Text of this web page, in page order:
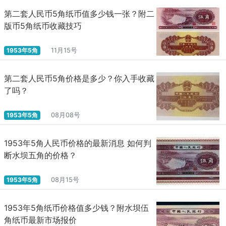
第二套人民币5角纸币值多少钱一张？附二
版币5角纸币收藏技巧
1953年5角 11月15号
第二套人民币5角价格是多少？你入手收藏
了吗？
1953年5角 08月08号
1953年5角人民币价格的最新消息 如何判
断水坝五角的价格？
1953年5角 08月15号
1953年5角纸币价格值多少钱？附水坝伍
角纸币最新市场报价